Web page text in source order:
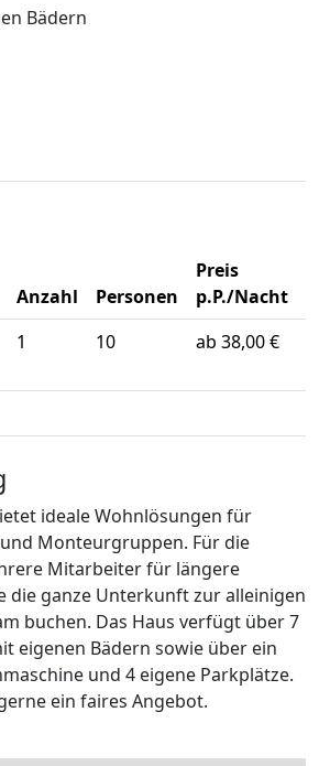
Bädern
Anzahl Personen
Preis
p.P./Nacht
1 10 ab 38,00 €
ideale Wohnlösungen für
Monteurgruppen. Für die
Mitarbeiter für längere
die ganze Unterkunft zur alleinigen
buchen. Das Haus verfügt über 7
eigenen Bädern sowie über ein
und 4 eigene Parkplätze.
ein faires Angebot.